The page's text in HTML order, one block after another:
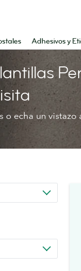
Adhesivos y
o echa un vistazo